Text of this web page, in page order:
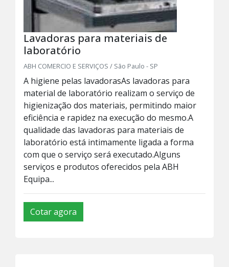
Lavadoras para materiais de
laboratório
ABH COMERCIO E SERVIÇOS / São Paulo - SP
A higiene pelas lavadorasAs lavadoras para
material de laboratório realizam o serviço de
higienização dos materiais, permitindo maior
eficiência e rapidez na execução do mesmo.A
qualidade das lavadoras para materiais de
laboratório está intimamente ligada a forma
com que o serviço será executado.Alguns
serviços e produtos oferecidos pela ABH
Equipa...
Cotar agora